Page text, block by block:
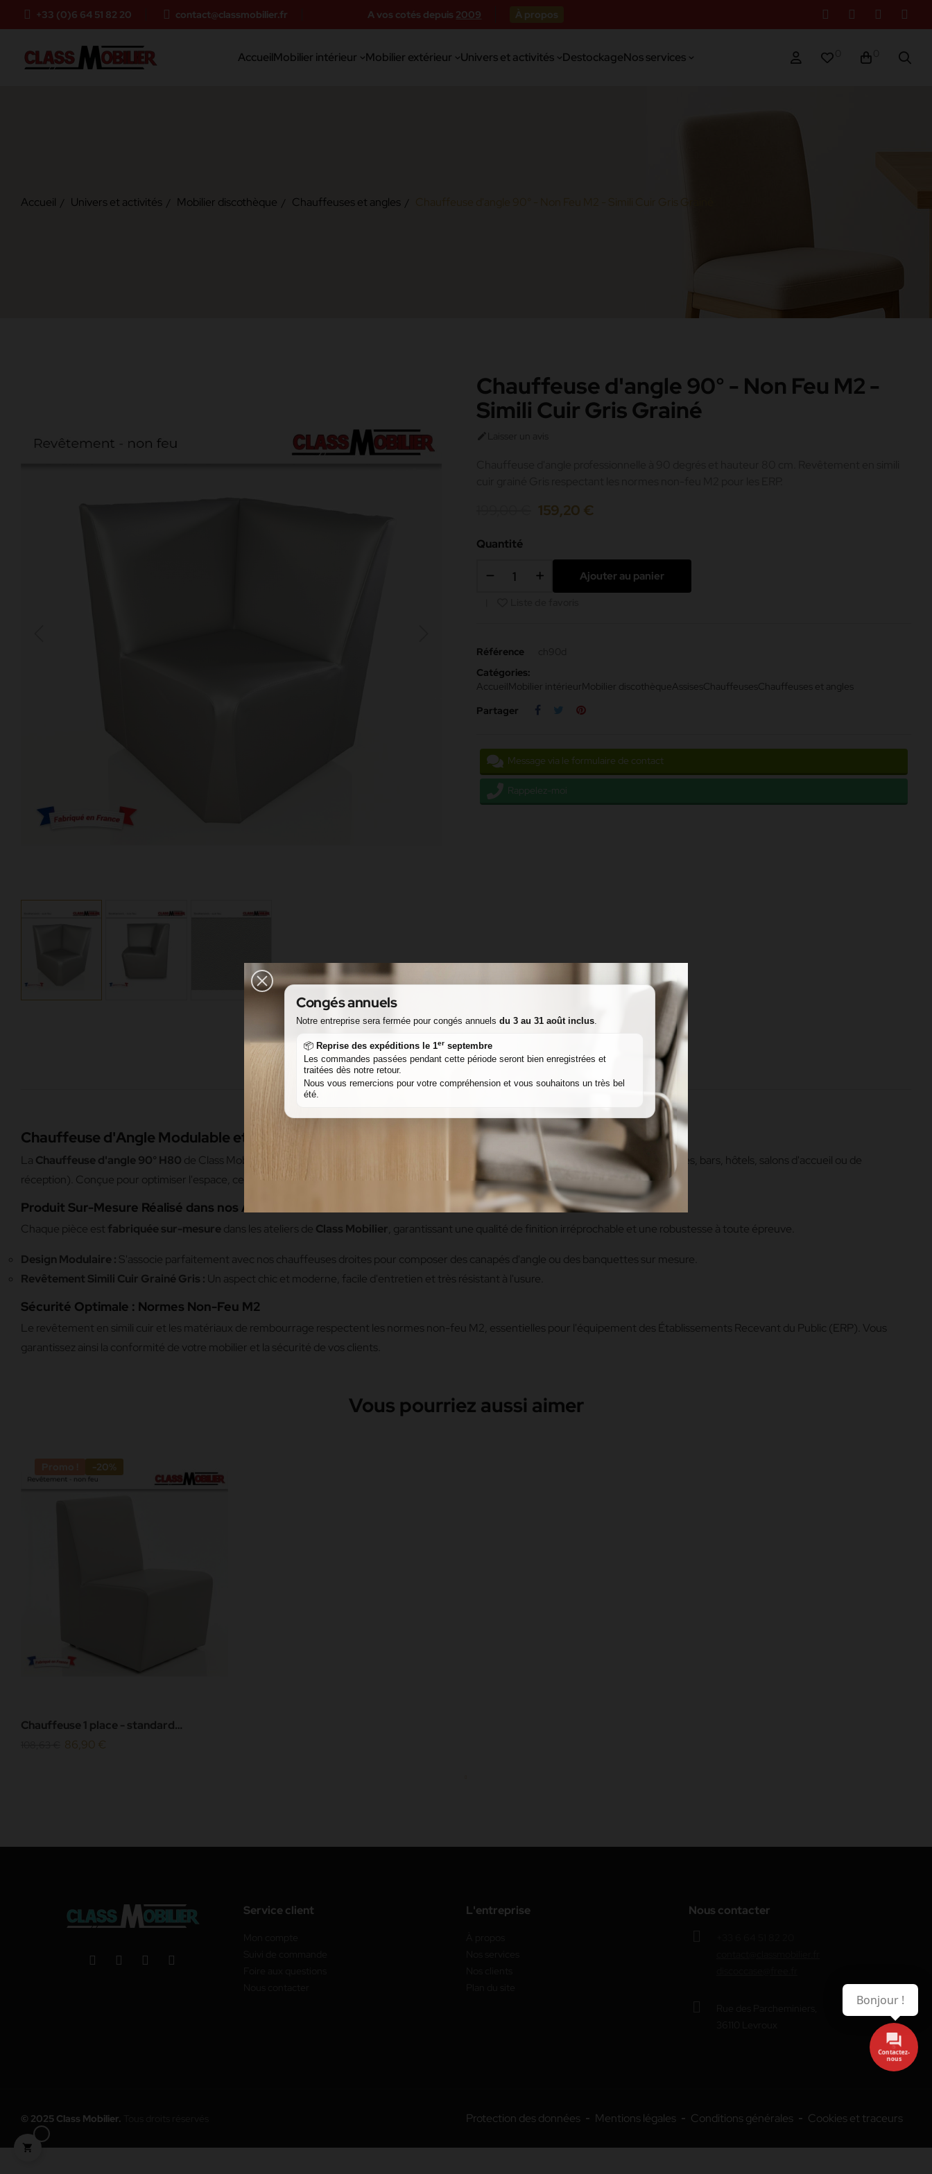
+33 (0)6 64 51 82 20 contact@classmobilier.fr A vos cotés depuis 2009 À propos
AccueilMobilier intérieur Mobilier extérieur Univers et activités DestockageNos services
Accueil Univers et activités Mobilier discothèque Chauffeuses et angles Chauffeuse d'angle 90° - Non Feu M2 - Simili Cuir Gris Grainé
Chauffeuse d'angle 90° - Non Feu M2 -
Simili Cuir Gris Grainé
159,20 €
Quantité
Ajouter au panier
Référence
Catégories:
AccueilMobilier intérieur Mobilier discothèqueAssisesChauffeusesChauffeuses et angles
Partager
Message via le formulaire de contact
Rappelez-moi
DescriptionDétails du produitAvis
Chauffeuse d'Angle Modulable et Sécurisée - Fabrication Sur-Mesure
La Chauffeuse d'angle 90° H80 de Class Mobilier est la solution idéale pour l'aménagement de vosespaces professionnels(discothèques, bars, hôtels, salons d'accueil ou de
réception). Conçue pour optimiser l'espace, cette chauffeuse d'angle vous permet de créer des coins salons conviviaux et élégants.
Produit Sur-Mesure Réalisé dans nos Ateliers
Chaque pièce est fabriquée sur-mesuredans les ateliers de Class Mobilier , garantissant une qualité de finition irréprochable et une robustesse à toute épreuve.
Design Modulaire : S'associe parfaitement avec nos chauffeuses droites pour composer des canapés d'angle ou des banquettes sur mesure.
Revêtement Simili Cuir Grainé Gris : Un aspect chic et moderne, facile d'entretien et très résistant à l'usure.
Sécurité Optimale : Normes Non-Feu M2
Le revêtement en simili cuir et les matériaux de rembourrage respectent les normes non-feu M2, essentielles pour l'équipement des Établissements Recevant du Public (ERP). Vous
garantissez ainsi la conformité de votre mobilier et la sécurité de vos clients.
Vous pourriez aussi aimer
-20%
Chauffeuse 1 place - standard
(H80xL45xP42 cm) - simili cuir
86,90 €
Service client L'entreprise Nous contacter
© 2025 Class Mobilier. Protection des données Mentions légales Conditions générales Cookies et traceurs

Congés annuels
Notre entreprise sera fermée pour congés annuels du 3 au 31 août inclus.
📦 Reprise des expéditions le 1er septembre
Les commandes passées pendant cette période seront bien enregistrées et
traitées dès notre retour.
Nous vous remercions pour votre compréhension et vous souhaitons un très bel
été.
Contactez-
nous
Bonjour !